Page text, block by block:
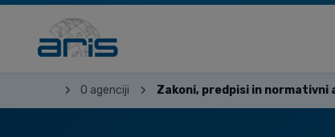
O agenciji Zakoni, predpisi in normativni